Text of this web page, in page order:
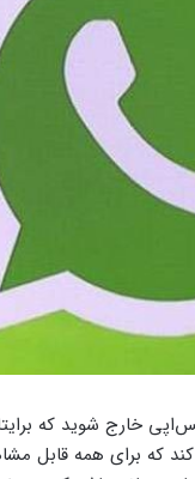
خارج شوید که
کند که برای همه قابل